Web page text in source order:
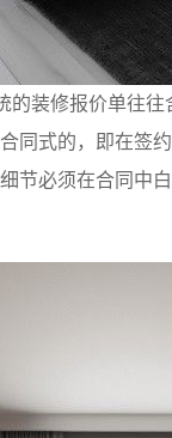
装修报价单往
同式的，即在
节必须在合同